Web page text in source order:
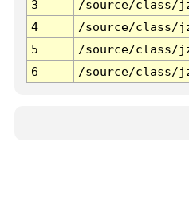
3
/source/class/
4
/source/class/
5
/source/class/
6
/source/class/